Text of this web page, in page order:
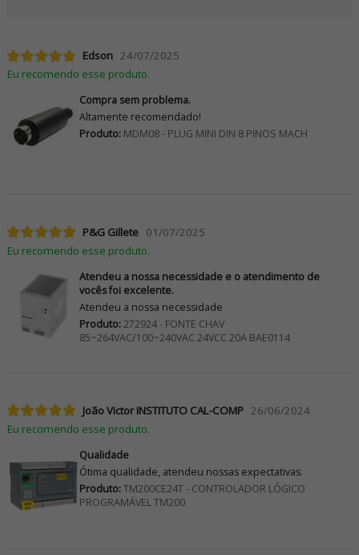
Edson 24/07/2025
Eu recomendo esse produto.
Compra sem problema.
Altamente recomendado!
Produto:MDM08 - PLUG MINI DIN 8 PINOS MACH
P&G Gillete 01/07/2025
Eu recomendo esse produto.
Atendeu a nossa necessidade e o atendimento de
vocês foi excelente.
Atendeu a nossa necessidade
Produto:272924 - FONTE CHAV
85~264VAC/100~240VAC 24VCC 20A BAE0114
João Victor INSTITUTO CAL-COMP 26/06/2024
Eu recomendo esse produto.
Qualidade
Ótima qualidade, atendeu nossas expectativas.
Produto:TM200CE24T - CONTROLADOR LÓGICO
PROGRAMÁVEL TM200